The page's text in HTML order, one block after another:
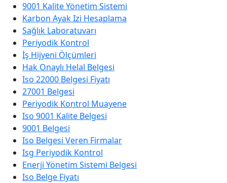
9001 Kalite Yönetim Sistemi
Karbon Ayak Izi Hesaplama
Sağlık Laboratuvarı
Periyodik Kontrol
İş Hijyeni Ölçümleri
Hak Onaylı Helal Belgesi
Iso 22000 Belgesi Fiyatı
27001 Belgesi
Periyodik Kontrol Muayene
Iso 9001 Kalite Belgesi
9001 Belgesi
Iso Belgesi Veren Firmalar
Isg Periyodik Kontrol
Enerji Yönetim Sistemi Belgesi
Iso Belge Fiyatı